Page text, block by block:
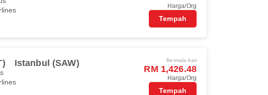
Harga/Org
Tempah
Istanbul (SAW) Bermula dari
RM 1,426.48
Harga/Org
Tempah